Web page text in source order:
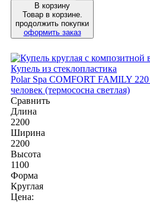
В корзину
Товар в корзине.
продолжить покупки
оформить заказ
Купель из стеклопластика
Polar Spa COMFORT FAMILY
человек (термососна светлая)
Сравнить
Длина
2200
Ширина
2200
Высота
1100
Форма
Круглая
Цена: